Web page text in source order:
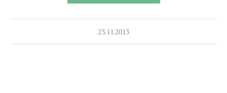
23.11.2013